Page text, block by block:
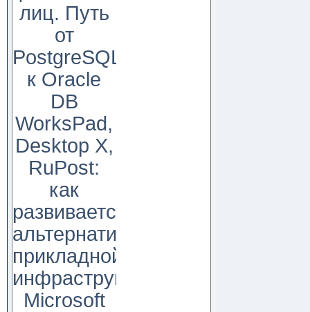
лиц. Путь
от
PostgreSQL
к Oracle
DB
WorksPad,
Desktop X,
RuPost:
как
развивается
альтернатива
прикладной
инфраструктуре
Microsoft